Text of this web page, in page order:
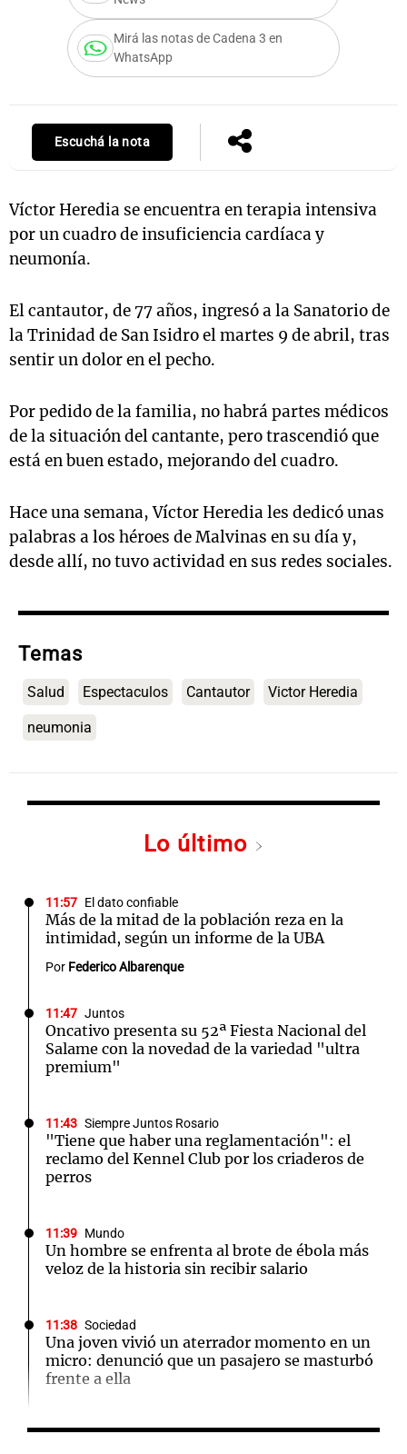
Mirá las notas de Cadena 3 en
WhatsApp
Escuchá la nota
Víctor Heredia se encuentra en terapia intensiva
por un cuadro de insuficiencia cardíaca y
neumonía.
El cantautor, de 77 años, ingresó a la Sanatorio de
la Trinidad de San Isidro el martes 9 de abril, tras
sentir un dolor en el pecho.
Por pedido de la familia, no habrá partes médicos
de la situación del cantante, pero trascendió que
está en buen estado, mejorando del cuadro.
Hace una semana, Víctor Heredia les dedicó unas
palabras a los héroes de Malvinas en su día y,
desde allí, no tuvo actividad en sus redes sociales.
Temas
Salud Espectaculos Cantautor Victor Heredia
neumonia
Lo último
11:57 El dato confiable
Más de la mitad de la población reza en la
intimidad, según un informe de la UBA
Por Federico Albarenque
11:47 Juntos
Oncativo presenta su 52ª Fiesta Nacional del
Salame con la novedad de la variedad "ultra
premium"
11:43 Siempre Juntos Rosario
"Tiene que haber una reglamentación": el
reclamo del Kennel Club por los criaderos de
perros
11:39 Mundo
Un hombre se enfrenta al brote de ébola más
veloz de la historia sin recibir salario
11:38 Sociedad
Una joven vivió un aterrador momento en un
micro: denunció que un pasajero se masturbó
frente a ella
11:33 Mundo